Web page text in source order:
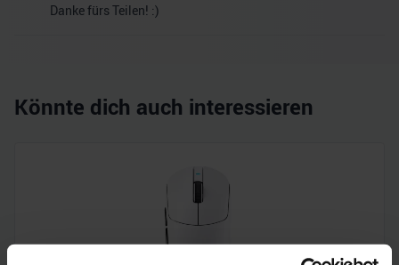
Danke fürs Teilen! :)
Könnte dich auch interessieren